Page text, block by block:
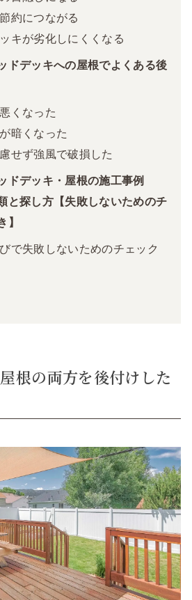
約につながる
キが劣化しにくくなる
ドデッキへの屋根でよくある後
くなった
暗くなった
せず強風で破損した
デッキ・屋根の施工事例
と探し方【失敗しないためのチ
】
で失敗しないためのチェック
根の両方を後付けした